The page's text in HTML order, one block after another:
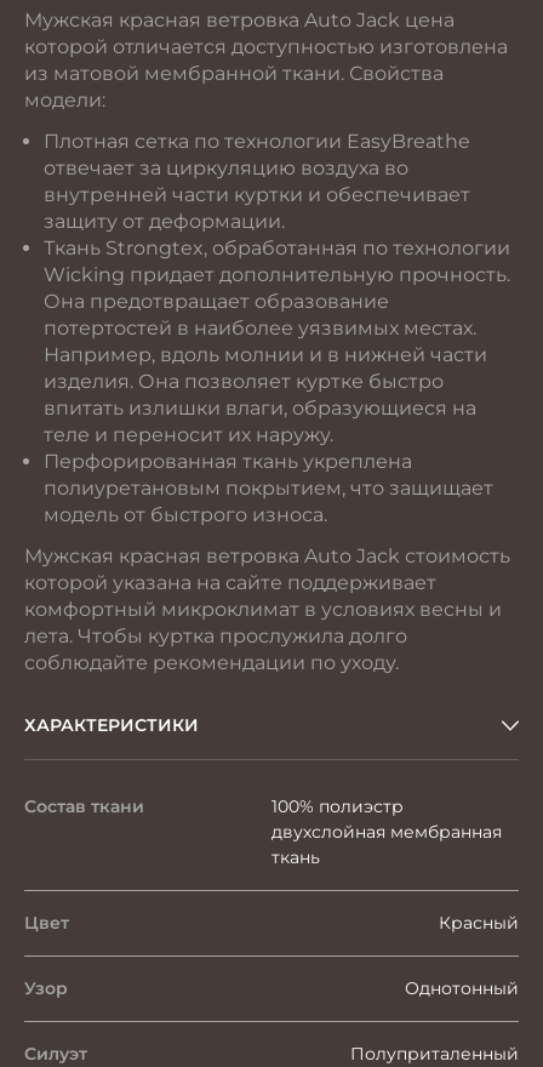
Мужская красная ветровка Auto Jack цена
которой отличается доступностью изготовлена
из матовой мембранной ткани. Свойства
модели:
Плотная сетка по технологии EasyBreathe
отвечает за циркуляцию воздуха во
внутренней части куртки и обеспечивает
защиту от деформации.
Ткань Strongtex, обработанная по технологии
Wicking придает дополнительную прочность.
Она предотвращает образование
потертостей в наиболее уязвимых местах.
Например, вдоль молнии и в нижней части
изделия. Она позволяет куртке быстро
впитать излишки влаги, образующиеся на
теле и переносит их наружу.
Перфорированная ткань укреплена
полиуретановым покрытием, что защищает
модель от быстрого износа.
Мужская красная ветровка Auto Jack стоимость
которой указана на сайте поддерживает
комфортный микроклимат в условиях весны и
лета. Чтобы куртка прослужила долго
соблюдайте рекомендации по уходу.
ХАРАКТЕРИСТИКИ
Состав ткани
100% полиэстр
двухслойная мембранная
ткань
Цвет Красный
Узор Однотонный
Силуэт Полуприталенный